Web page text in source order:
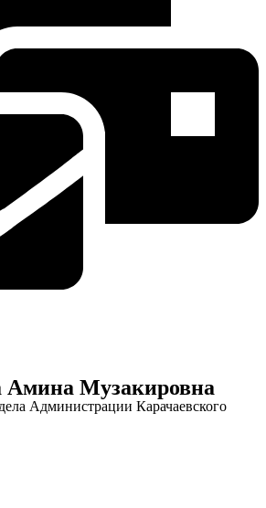
Амина Музакировна
Администрации Карачаевского